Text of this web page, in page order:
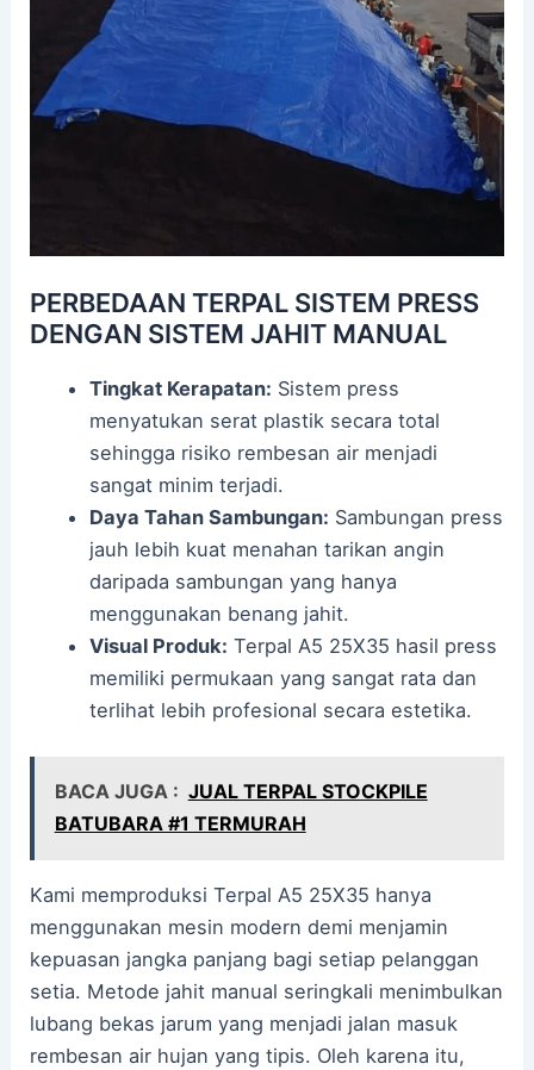
PERBEDAAN TERPAL SISTEM PRESS
DENGAN SISTEM JAHIT MANUAL
Tingkat Kerapatan: Sistem press
menyatukan serat plastik secara total
sehingga risiko rembesan air menjadi
sangat minim terjadi.
Daya Tahan Sambungan: Sambungan press
jauh lebih kuat menahan tarikan angin
daripada sambungan yang hanya
menggunakan benang jahit.
Visual Produk: Terpal A5 25X35 hasil press
memiliki permukaan yang sangat rata dan
terlihat lebih profesional secara estetika.
BACA JUGA : JUAL TERPAL STOCKPILE
BATUBARA #1 TERMURAH
Kami memproduksi Terpal A5 25X35 hanya
menggunakan mesin modern demi menjamin
kepuasan jangka panjang bagi setiap pelanggan
setia. Metode jahit manual seringkali menimbulkan
lubang bekas jarum yang menjadi jalan masuk
rembesan air hujan yang tipis. Oleh karena itu,